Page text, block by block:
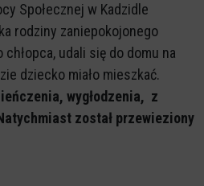
Społecznej w Kadzidle
rodziny zaniepokojonego
udali się do domu na
dziecko miało mieszkać.
wygłodzenia, z
został przewieziony